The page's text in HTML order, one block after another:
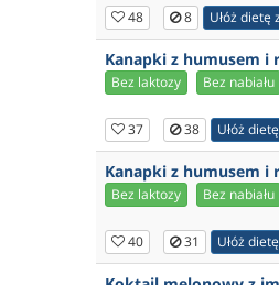
48 8 Ułóż dietę
Kanapki z humusem i
Bez laktozy Bez nabiału
37 38 Ułóż
Kanapki z humusem i
Bez laktozy Bez nabiału
40 31 Ułóż